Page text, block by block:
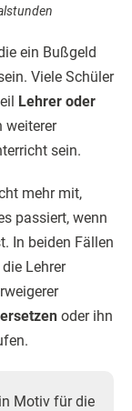
ein Bußgeld
Viele Schüler
Lehrer oder
weiterer
sein.
mehr mit,
passiert, wenn
In beiden Fällen
Lehrer
oder ihn
Motiv für die